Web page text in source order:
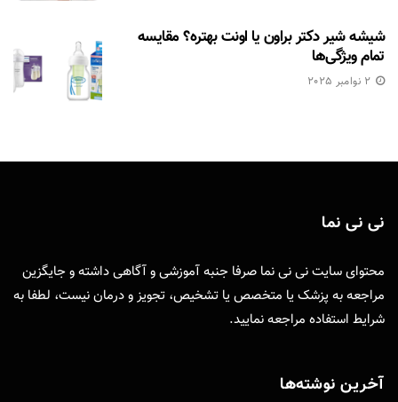
شیشه شیر دکتر براون یا اونت بهتره؟ مقایسه
تمام ویژگی‌ها
2 نوامبر 2025
نی نی نما
محتوای سایت نی نی نما صرفا جنبه آموزشی و آگاهی داشته و جایگزین
مراجعه به پزشک یا متخصص یا تشخیص، تجویز و درمان نیست، لطفا به
شرایط استفاده مراجعه نمایید.
آخرین نوشته‌ها